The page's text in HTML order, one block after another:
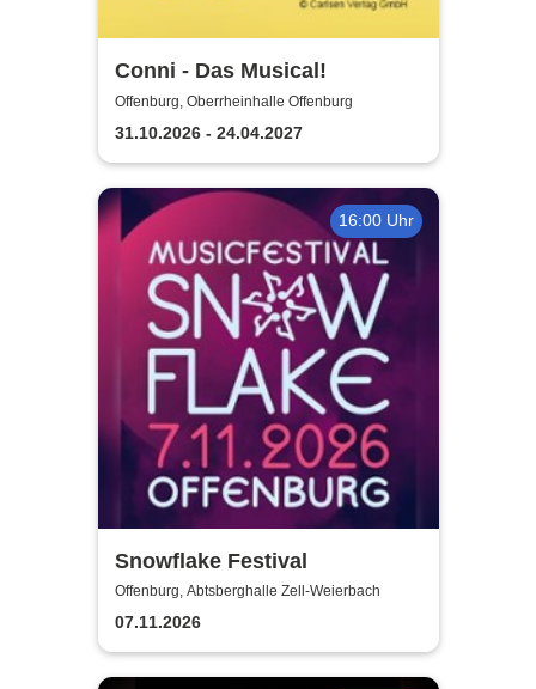
Conni - Das Musical!
Offenburg, Oberrheinhalle Offenburg
31.10.2026 - 24.04.2027
16:00 Uhr
Snowflake Festival
Offenburg, Abtsberghalle Zell-Weierbach
07.11.2026